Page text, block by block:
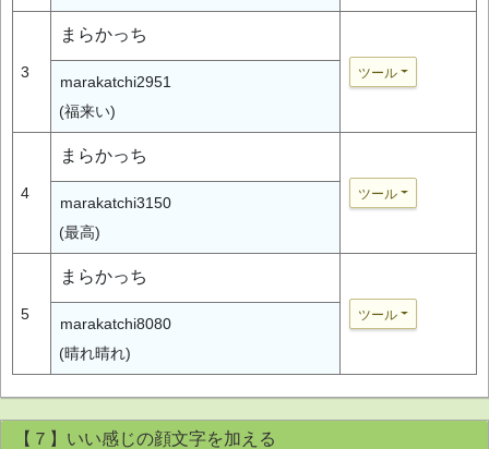
3
まらかっち
ツール
marakatchi2951
(福来い)
4
まらかっち
ツール
marakatchi3150
(最高)
5
まらかっち
ツール
marakatchi8080
(晴れ晴れ)
【７】いい感じの顔文字を加える